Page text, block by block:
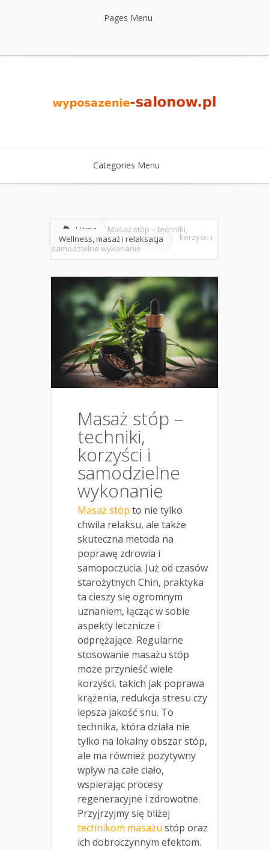
Pages Menu
Categories Menu
Home
Wellness, masaż i relaksacja
Masaż stóp – techniki,
korzyści i
samodzielne wykonanie
Masaż stóp –
techniki,
korzyści i
samodzielne
wykonanie
Masaż stóp to nie tylko
chwila relaksu, ale także
skuteczna metoda na
poprawę zdrowia i
samopoczucia. Już od czasów
starożytnych Chin, praktyka
ta cieszy się ogromnym
uznaniem, łącząc w sobie
aspekty lecznicze i
odprężające. Regularne
stosowanie masażu stóp
może przynieść wiele
korzyści, takich jak poprawa
krążenia, redukcja stresu czy
lepsza jakość snu. To
technika, która działa nie
tylko na lokalny obszar stóp,
ale ma również pozytywny
wpływ na całe ciało,
wspierając procesy
regeneracyjne i zdrowotne.
Przyjrzyjmy się bliżej
technikom masażu stóp oraz
ich dobroczynnym efektom.